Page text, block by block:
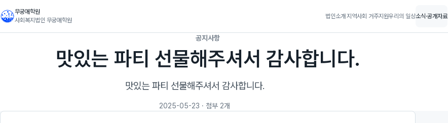
무궁애학원
사회복지법인 무궁애학원
법인소개지역사회 거주지원우리의 일상소식·공개자료
공지사항
맛있는 파티 선물해주셔서 감사합니다.
맛있는 파티 선물해주셔서 감사합니다.
2025-05-23 · 첨부 2개